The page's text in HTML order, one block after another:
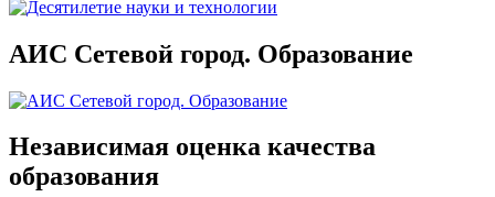
АИС Сетевой город. Образование
Независимая оценка качества
образования